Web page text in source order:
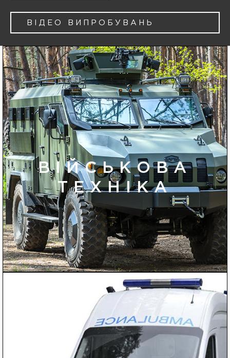
ВІДЕО ВИПРОБУВАНЬ
ВІЙСЬКОВА
ТЕХНІКА